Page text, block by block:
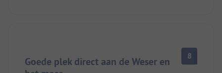
Goede plek direct aan de Weser en
8